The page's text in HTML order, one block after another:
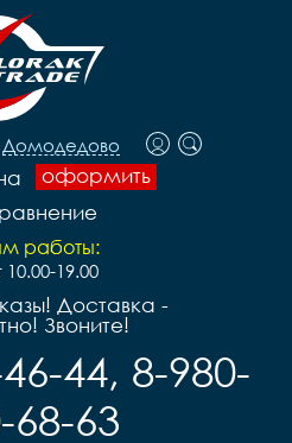
Домодедово
оформить
работы:
10.00-19.00
Доставка -
Звоните!
44, 8-980-
68-63